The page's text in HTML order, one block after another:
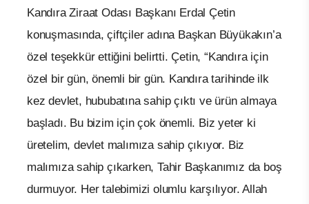
Kandıra Ziraat Odası Başkanı Erdal Çetin
konuşmasında, çiftçiler adına Başkan Büyükakın’a
özel teşekkür ettiğini belirtti. Çetin, “Kandıra için
özel bir gün, önemli bir gün. Kandıra tarihinde ilk
kez devlet, hububatına sahip çıktı ve ürün almaya
başladı. Bu bizim için çok önemli. Biz yeter ki
üretelim, devlet malımıza sahip çıkıyor. Biz
malımıza sahip çıkarken, Tahir Başkanımız da boş
durmuyor. Her talebimizi olumlu karşılıyor. Allah